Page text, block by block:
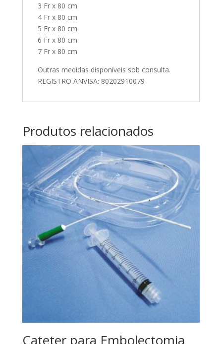
3 Fr x 80 cm
4 Fr x 80 cm
5 Fr x 80 cm
6 Fr x 80 cm
7 Fr x 80 cm
Outras medidas disponíveis sob consulta.
REGISTRO ANVISA: 80202910079
Produtos relacionados
Cateter para Embolectomia